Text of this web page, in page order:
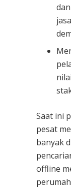
Saat ini
pesat
banyak
offline